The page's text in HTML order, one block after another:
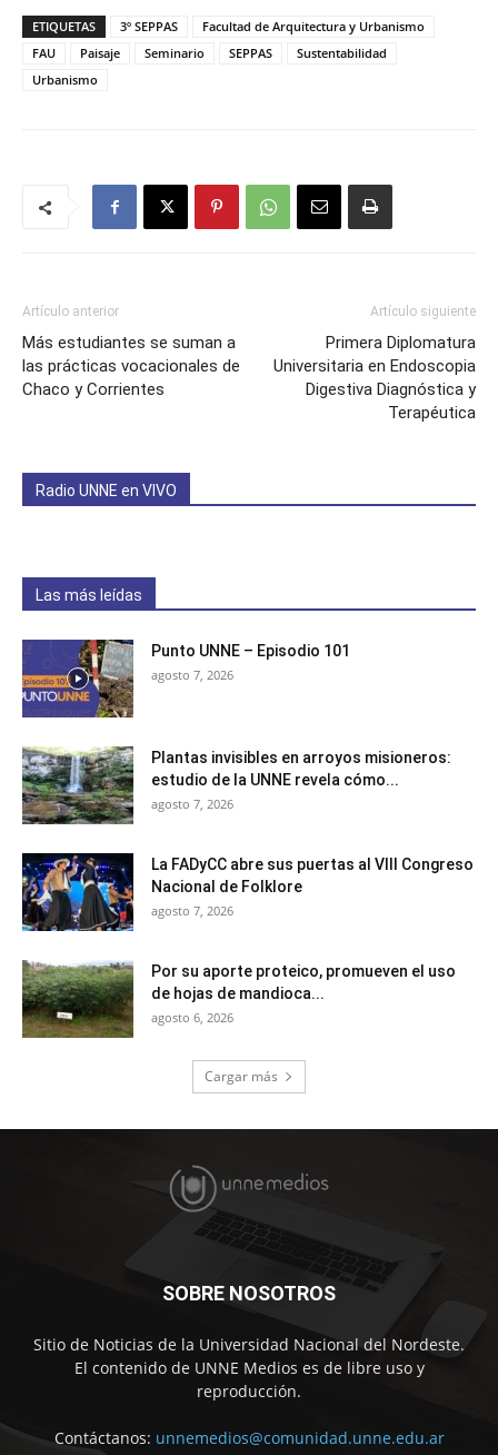
ETIQUETAS 3º SEPPAS
Facultad de Arquitectura y Urbanismo
FAU
Paisaje Seminario SEPPAS
Sustentabilidad
Urbanismo
Artículo anterior
Más estudiantes se suman a
las prácticas vocacionales de
Chaco y Corrientes
Artículo siguiente
Primera Diplomatura
Universitaria en Endoscopia
Digestiva Diagnóstica y
Terapéutica
Radio UNNE en VIVO
Las más leídas
Punto UNNE – Episodio 101
agosto 7, 2026
Plantas invisibles en arroyos misioneros:
estudio de la UNNE revela cómo...
agosto 7, 2026
La FADyCC abre sus puertas al VIII Congreso
Nacional de Folklore
agosto 7, 2026
Por su aporte proteico, promueven el uso
de hojas de mandioca...
agosto 6, 2026
Cargar más
SOBRE NOSOTROS
Sitio de Noticias de la Universidad Nacional del Nordeste.
El contenido de UNNE Medios es de libre uso y
reproducción.
Contáctanos: unnemedios@comunidad.unne.edu.ar